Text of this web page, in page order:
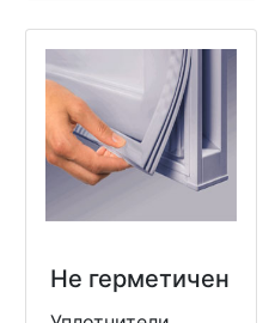
Не герметичен